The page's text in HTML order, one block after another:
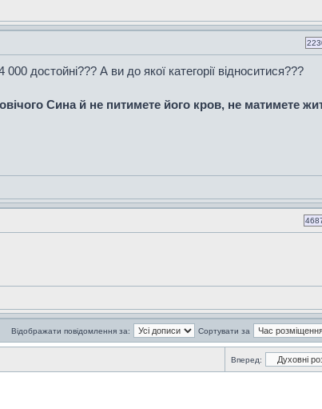
достойні??? А ви до якої категорії відноситися???
Сина й не питимете його кров, не матимете
Відображати повідомлення за: Сортувати за
Вперед: